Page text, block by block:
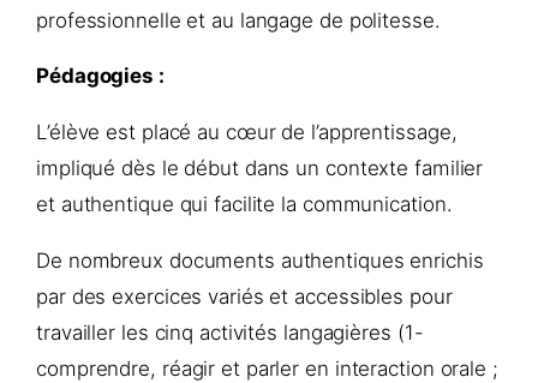
professionnelle et au langage de politesse.
Pédagogies :
L’élève est placé au cœur de l’apprentissage,
impliqué dès le début dans un contexte familier
et authentique qui facilite la communication.
De nombreux documents authentiques enrichis
par des exercices variés et accessibles pour
travailler les cinq activités langagières (1-
comprendre, réagir et parler en interaction orale ;